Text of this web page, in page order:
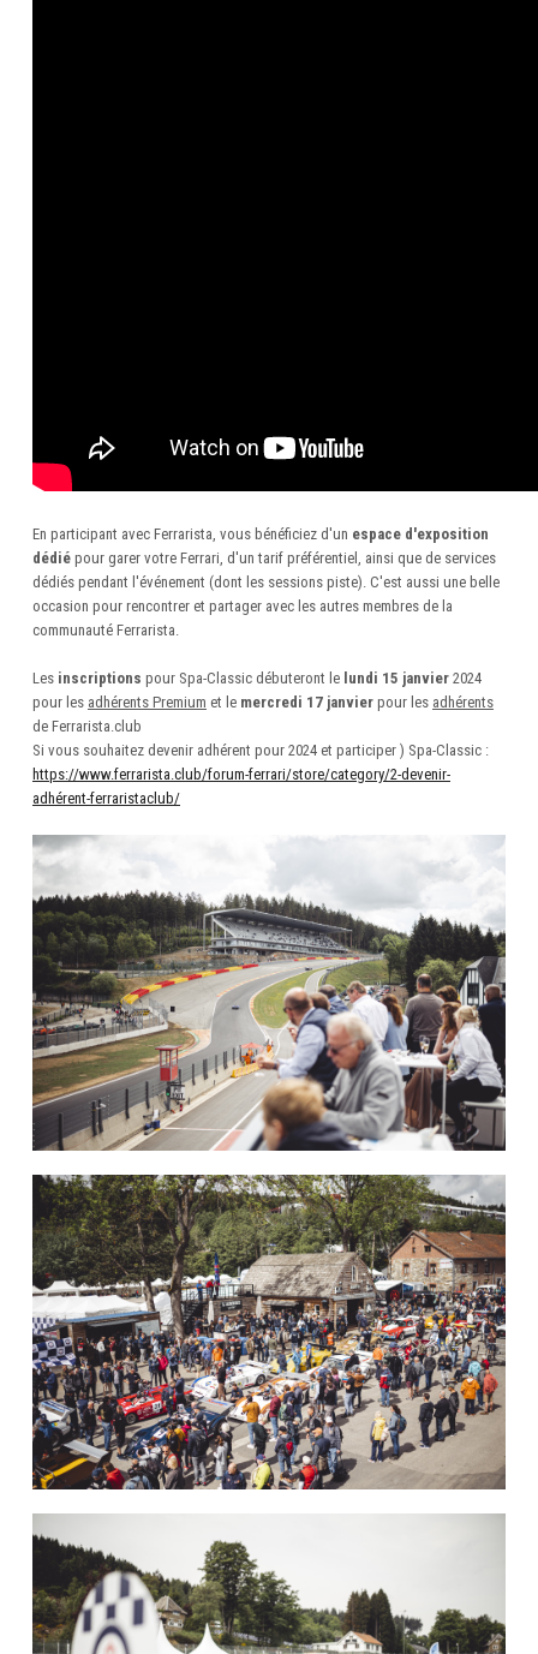
En participant avec Ferrarista, vous bénéficiez d'un espace d'exposition
dédié pour garer votre Ferrari, d'un tarif préférentiel, ainsi que de services
dédiés pendant l'événement (dont les sessions piste). C'est aussi une belle
occasion pour rencontrer et partager avec les autres membres de la
communauté Ferrarista.
Les inscriptions pour Spa-Classic débuteront le lundi 15 janvier 2024
pour les adhérents Premium et le mercredi 17 janvier pour les adhérents
de Ferrarista.club
Si vous souhaitez devenir adhérent pour 2024 et participer ) Spa-Classic :
https://www.ferrarista.club/forum-ferrari/store/category/2-devenir-
adhérent-ferraristaclub/